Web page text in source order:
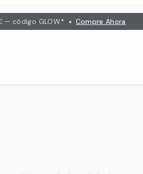
código GLOW.* • Compre Ahora